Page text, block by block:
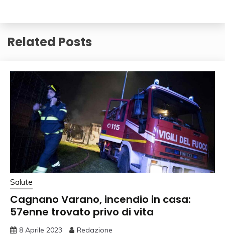
Related Posts
Salute
Cagnano Varano, incendio in casa:
57enne trovato privo di vita
8 Aprile 2023 Redazione